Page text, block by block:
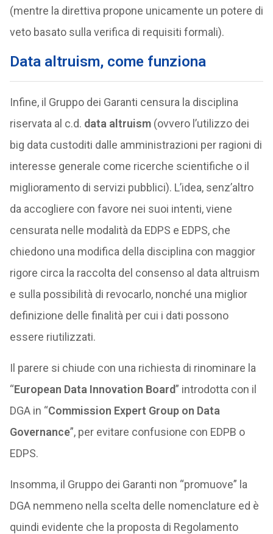
(mentre la direttiva propone unicamente un potere di
veto basato sulla verifica di requisiti formali).
Data altruism, come funziona
Infine, il Gruppo dei Garanti censura la disciplina
riservata al c.d. data altruism(ovvero l’utilizzo dei
big data custoditi dalle amministrazioni per ragioni di
interesse generale come ricerche scientifiche o il
miglioramento di servizi pubblici). L’idea, senz’altro
da accogliere con favore nei suoi intenti, viene
censurata nelle modalità da EDPS e EDPS, che
chiedono una modifica della disciplina con maggior
rigore circa la raccolta del consenso al data altruism
e sulla possibilità di revocarlo, nonché una miglior
definizione delle finalità per cui i dati possono
essere riutilizzati.
Il parere si chiude con una richiesta di rinominare la
“European Data Innovation Board” introdotta con il
DGA in “Commission Expert Group on Data
Governance”, per evitare confusione con EDPB o
EDPS.
Insomma, il Gruppo dei Garanti non “promuove” la
DGA nemmeno nella scelta delle nomenclature ed è
quindi evidente che la proposta di Regolamento